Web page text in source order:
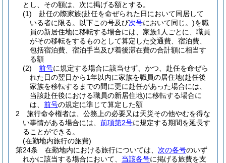
とし、その額は、次に掲げる額とする。
(1)
赴任の際家族(赴任を命ぜられた日において同居して
いる者に限る。以下この号及び次号において同じ。)を職
員の新居住地に移転する場合には、家族1人ごとに、職員
がその移転をするものとして算定した交通費、宿泊費、
包括宿泊費、宿泊手当及び着後滞在費の合計額に相当す
る額
(2)
前号に規定する場合に該当せず、かつ、赴任を命ぜら
れた日の翌日から1年以内に家族を職員の居住地(赴任後
家族を移転するまでの間に更に赴任があった場合には、
当該赴任後における職員の新居住地)に移転する場合に
は、 前号の規定に準じて算定した額
2
旅行命令権者は、公務上の必要又は天災その他やむを得な
い事情がある場合には、 前項第2号に規定する期間を延長す
ることができる。
(在勤地内旅行の旅費)
第24条
在勤地内における旅行については、 次の各号のいず
れかに該当する場合において、 当該各号に掲げる旅費を支